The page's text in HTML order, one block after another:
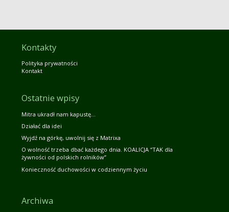
Kontakty
Polityka prywatności
Kontakt
Ostatnie wpisy
Mitra ukradł nam kapustę…
Działać dla idei
Wyjdź na górkę, uwolnij się z Matrixa
O wolność trzeba dbać każdego dnia. KOALICJA “TAK dla
żywności od polskich rolników”
Konieczność duchowości w codziennym życiu
Archiwa